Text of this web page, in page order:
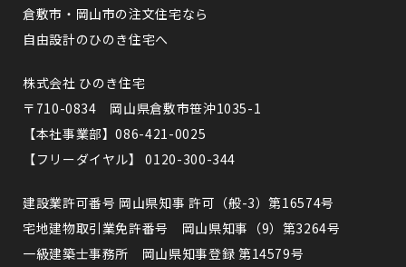
倉敷市・岡山市の注文住宅なら
自由設計のひのき住宅へ
株式会社 ひのき住宅
〒710-0834 岡山県倉敷市笹沖1035-1
【本社事業部】086-421-0025
【フリーダイヤル】 0120-300-344
建設業許可番号 岡山県知事 許可（般-3）第16574号
宅地建物取引業免許番号 岡山県知事（9）第3264号
一級建築士事務所 岡山県知事登録 第14579号